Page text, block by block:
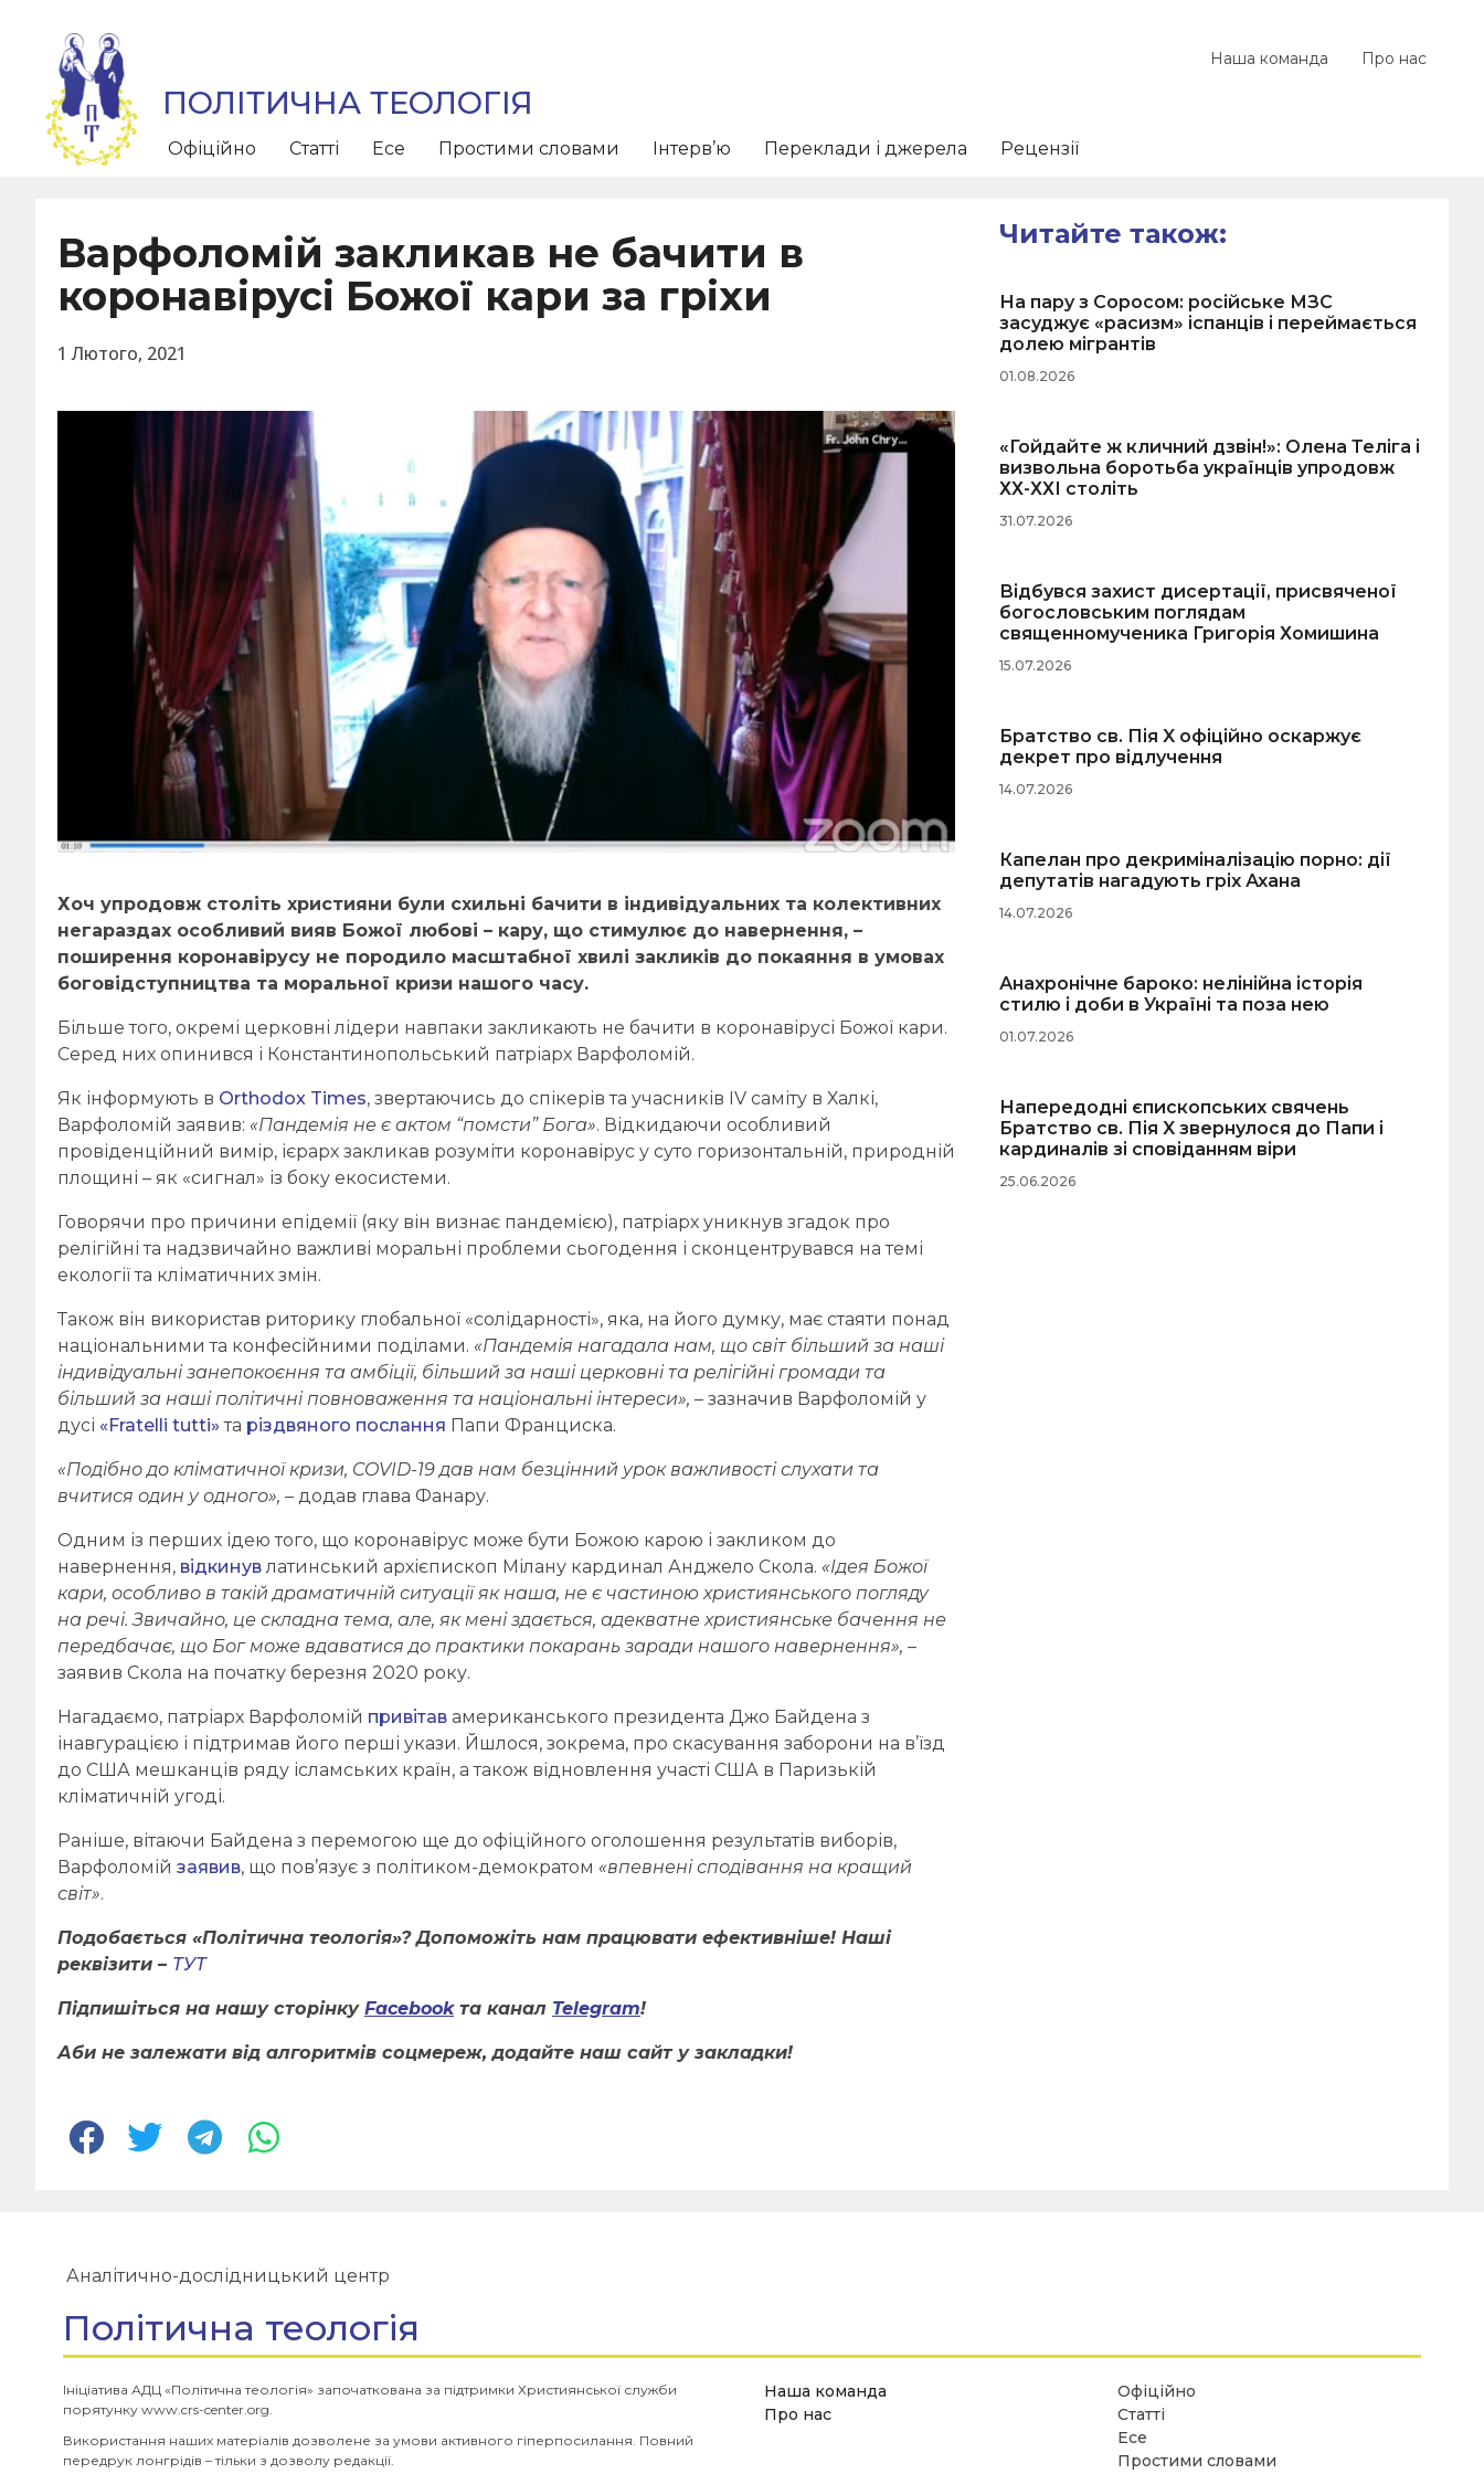
Наша команда Про нас
ПОЛІТИЧНА ТЕОЛОГІЯ
Офіційно Статті Есе Простими словами Інтерв’ю Переклади і джерела Рецензії
Варфоломій закликав не бачити в
коронавірусі Божої кари за гріхи
1 Лютого, 2021
Хоч упродовж століть християни були схильні бачити в індивідуальних та колективних
негараздах особливий вияв Божої любові – кару, що стимулює до навернення, –
поширення коронавірусу не породило масштабної хвилі закликів до покаяння в умовах
боговідступництва та моральної кризи нашого часу.
Більше того, окремі церковні лідери навпаки закликають не бачити в коронавірусі Божої кари.
Серед них опинився і Константинопольський патріарх Варфоломій.
Як інформують в Orthodox Times, звертаючись до спікерів та учасників IV саміту в Халкі,
Варфоломій заявив: «Пандемія не є актом “помсти” Бога». Відкидаючи особливий
провіденційний вимір, ієрарх закликав розуміти коронавірус у суто горизонтальній, природній
площині – як «сигнал» із боку екосистеми.
Говорячи про причини епідемії (яку він визнає пандемією), патріарх уникнув згадок про
релігійні та надзвичайно важливі моральні проблеми сьогодення і сконцентрувався на темі
екології та кліматичних змін.
Також він використав риторику глобальної «солідарності», яка, на його думку, має стаяти понад
національними та конфесійними поділами. «Пандемія нагадала нам, що світ більший за наші
індивідуальні занепокоєння та амбіції, більший за наші церковні та релігійні громади та
більший за наші політичні повноваження та національні інтереси», – зазначив Варфоломій у
дусі «Fratelli tutti» та різдвяного послання Папи Франциска.
«Подібно до кліматичної кризи, COVID-19 дав нам безцінний урок важливості слухати та
вчитися один у одного», – додав глава Фанару.
Одним із перших ідею того, що коронавірус може бути Божою карою і закликом до
навернення, відкинувлатинський архієпископ Мілану кардинал Анджело Скола. «Ідея Божої
кари, особливо в такій драматичній ситуації як наша, не є частиною християнського погляду
на речі. Звичайно, це складна тема, але, як мені здається, адекватне християнське бачення не
передбачає, що Бог може вдаватися до практики покарань заради нашого навернення», –
заявив Скола на початку березня 2020 року.
Нагадаємо, патріарх Варфоломій привітав американського президента Джо Байдена з
інавгурацією і підтримав його перші укази. Йшлося, зокрема, про скасування заборони на в’їзд
до США мешканців ряду ісламських країн, а також відновлення участі США в Паризькій
кліматичній угоді.
Раніше, вітаючи Байдена з перемогою ще до офіційного оголошення результатів виборів,
Варфоломій заявив, що пов’язує з політиком-демократом «впевнені сподівання на кращий
світ».
Подобається «Політична теологія»? Допоможіть нам працювати ефективніше! Наші
реквізити – ТУТ
Підпишіться на нашу сторінку Facebookта канал Telegram!
Аби не залежати від алгоритмів соцмереж, додайте наш сайт у закладки!
Читайте також:
На пару з Соросом: російське МЗС
засуджує «расизм» іспанців і переймається
долею мігрантів
01.08.2026
«Гойдайте ж кличний дзвін!»: Олена Теліга і
визвольна боротьба українців упродовж
ХХ-ХХІ століть
31.07.2026
Відбувся захист дисертації, присвяченої
богословським поглядам
священномученика Григорія Хомишина
15.07.2026
Братство св. Пія X офіційно оскаржує
декрет про відлучення
14.07.2026
Капелан про декриміналізацію порно: дії
депутатів нагадують гріх Ахана
14.07.2026
Анахронічне бароко: нелінійна історія
стилю і доби в Україні та поза нею
01.07.2026
Напередодні єпископських свячень
Братство св. Пія X звернулося до Папи і
кардиналів зі сповіданням віри
25.06.2026
Аналітично-дослідницький центр
Політична теологія
Ініціатива АДЦ «Політична теологія» започаткована за підтримки Християнської служби
порятунку www.crs-center.org.
Використання наших матеріалів дозволене за умови активного гіперпосилання. Повний
передрук лонгрідів – тільки з дозволу редакції.
Наша команда
Про нас
Офіційно
Статті
Есе
Простими словами